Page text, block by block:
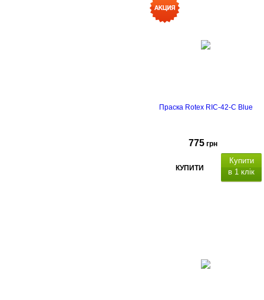
Праска Rotex RIC-42-C Blue
775 грн
КУПИТИ
Купити
в 1 клік